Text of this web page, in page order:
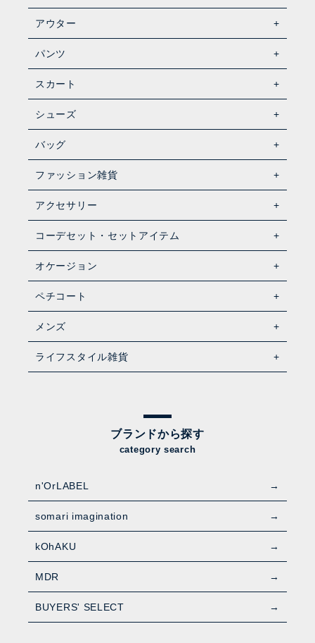
アウター
パンツ
スカート
シューズ
バッグ
ファッション雑貨
アクセサリー
コーデセット・セットアイテム
オケージョン
ペチコート
メンズ
ライフスタイル雑貨
ブランドから探す
category search
n'OrLABEL
somari imagination
kOhAKU
MDR
BUYERS' SELECT